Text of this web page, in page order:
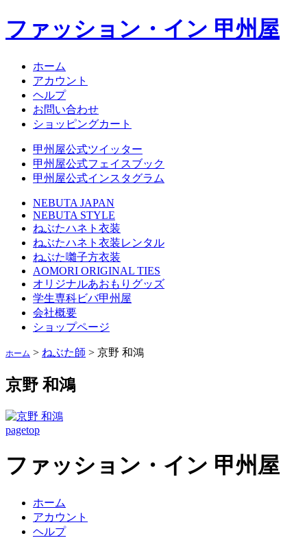
ファッション・イン 甲州屋
ホーム
アカウント
ヘルプ
お問い合わせ
ショッピングカート
甲州屋公式ツイッター
甲州屋公式フェイスブック
甲州屋公式インスタグラム
NEBUTA JAPAN
NEBUTA STYLE
ねぶたハネト衣装
ねぶたハネト衣装レンタル
ねぶた囃子方衣装
AOMORI ORIGINAL TIES
オリジナルあおもりグッズ
学生専科ビバ甲州屋
会社概要
ショップページ
ホーム > ねぶた師 > 京野 和鴻
京野 和鴻
pagetop
ファッション・イン 甲州屋
ホーム
アカウント
ヘルプ